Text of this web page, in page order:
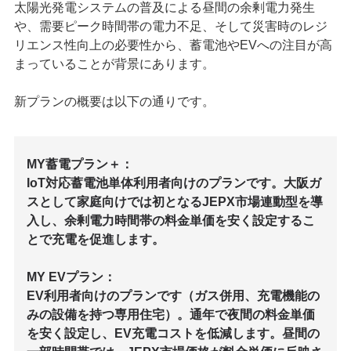
太陽光発電システムの普及による昼間の余剰電力発生
や、需要ピーク時間帯の電力不足、そして災害時のレジ
リエンス性向上の必要性から、蓄電池やEVへの注目が高
まっていることが背景にあります。
新プランの概要は以下の通りです。
MY蓄電プラン＋：
IoT対応蓄電池単体利用者向けのプランです。大阪ガ
スとして家庭向けでは初となるJEPX市場連動型を導
入し、余剰電力時間帯の料金単価を安く設定するこ
とで充電を促進します。
MY EVプラン：
EV利用者向けのプランです（ガス併用、充電機能の
みの設備を持つ専用住宅）。通年で夜間の料金単価
を安く設定し、EV充電コストを低減します。昼間の